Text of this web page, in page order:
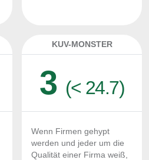
KUV-MONSTER
3 (< 24.7)
Wenn Firmen gehypt
werden und jeder um die
Qualität einer Firma weiß,